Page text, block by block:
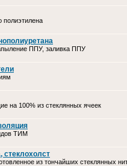
полиэтилена
ППУ, заливка ППУ
на 100% из стеклянных ячеек
ТИМ
cтеклохолст
из тончайших стеклянных